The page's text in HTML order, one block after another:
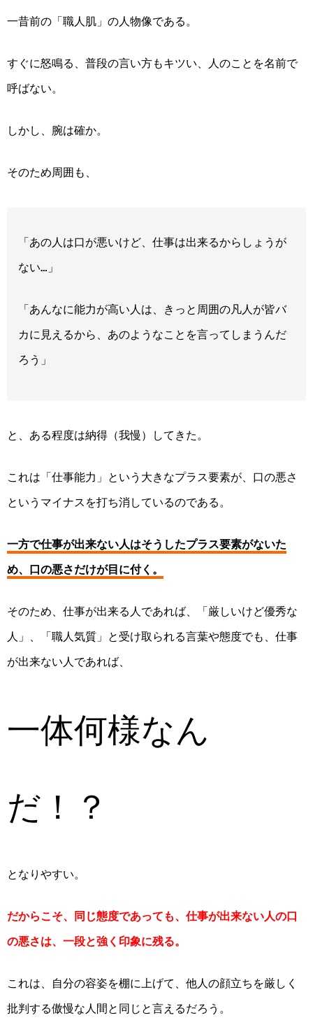
一昔前の「 職人肌 」 の人物像である。
すぐに怒鳴る 、普段の言い方もキツい、人のこと を名前で
呼ばない。
しかし、腕は確か。
そのため周囲も、
「あの人は口が悪いけど、仕事は出来るからしょうが
ない…」
「あんなに能力が高い人は、きっと周囲の凡人が皆バ
カに見えるから、あのようなことを言ってしまうんだ
ろう」
と、ある程度は納得（我慢）して き た。
これは「仕事能力」という大きなプラス要素が、口の悪さ
というマイナスを打ち消しているのである。
一方で仕事が出来ない人はそうしたプラス要素がないた
め、口の悪さだけが目に付く。
そのため、 仕事が出来る人であれば、「厳しいけど優秀な
人」 、 「職人気質」と受け取られる言葉や態度でも、 仕事
が出来ない人であれば、
一体何様なん
だ ！ ？
となりやすい。
だからこそ、同じ態度であっても、仕事が出来ない人の口
の悪さは、一段と強く印象に残る。
これは、自分の容姿を棚に上げて、他人の顔立ちを厳しく
批判する傲慢な人間と同じと言えるだろう。